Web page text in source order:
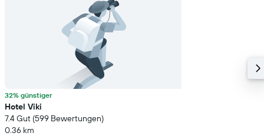
32% günstiger
Hotel Viki
7.4 Gut (599 Bewertungen)
0.36 km